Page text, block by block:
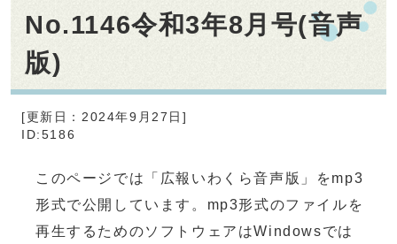
No.1146令和3年8月号(音声
版)
[更新日：2024年9月27日]
ID:5186
このページでは「広報いわくら音声版」をmp3
形式で公開しています。mp3形式のファイルを
再生するためのソフトウェアはWindowsでは